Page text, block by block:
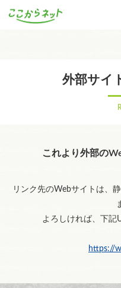
外部サイ
これより外部の
リンク先のWebサイトは、
よろしければ、下記
https://